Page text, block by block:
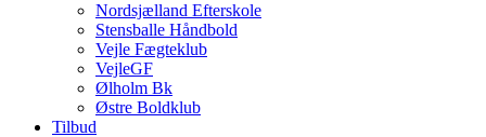
Nordsjælland Efterskole
Stensballe Håndbold
Vejle Fægteklub
VejleGF
Ølholm Bk
Østre Boldklub
Tilbud